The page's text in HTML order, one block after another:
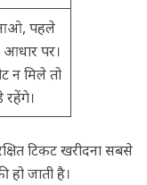
पहले
पर।
न मिले तो
टिकट खरीदना सबसे
जाती है।